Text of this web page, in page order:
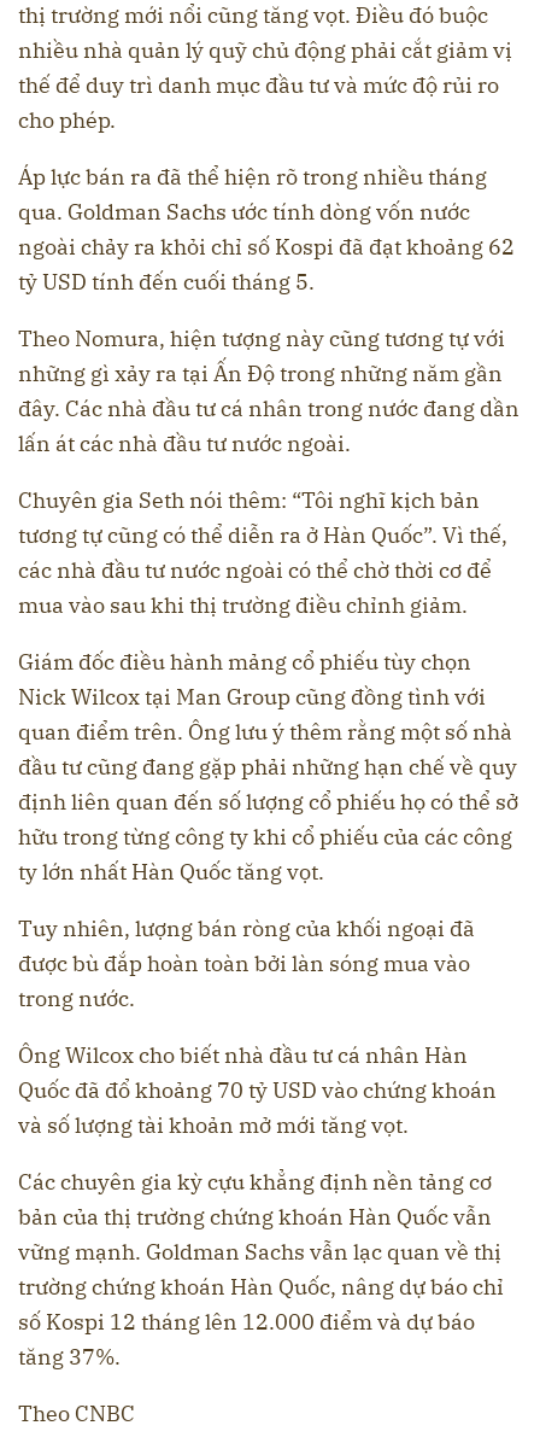
thị trường mới nổi cũng tăng vọt. Điều đó buộc
nhiều nhà quản lý quỹ chủ động phải cắt giảm vị
thế để duy trì danh mục đầu tư và mức độ rủi ro
cho phép.
Áp lực bán ra đã thể hiện rõ trong nhiều tháng
qua. Goldman Sachs ước tính dòng vốn nước
ngoài chảy ra khỏi chỉ số Kospi đã đạt khoảng 62
tỷ USD tính đến cuối tháng 5.
Theo Nomura, hiện tượng này cũng tương tự với
những gì xảy ra tại Ấn Độ trong những năm gần
đây. Các nhà đầu tư cá nhân trong nước đang dần
lấn át các nhà đầu tư nước ngoài.
Chuyên gia Seth nói thêm: “Tôi nghĩ kịch bản
tương tự cũng có thể diễn ra ở Hàn Quốc”. Vì thế,
các nhà đầu tư nước ngoài có thể chờ thời cơ để
mua vào sau khi thị trường điều chỉnh giảm.
Giám đốc điều hành mảng cổ phiếu tùy chọn
Nick Wilcox tại Man Group cũng đồng tình với
quan điểm trên. Ông lưu ý thêm rằng một số nhà
đầu tư cũng đang gặp phải những hạn chế về quy
định liên quan đến số lượng cổ phiếu họ có thể sở
hữu trong từng công ty khi cổ phiếu của các công
ty lớn nhất Hàn Quốc tăng vọt.
Tuy nhiên, lượng bán ròng của khối ngoại đã
được bù đắp hoàn toàn bởi làn sóng mua vào
trong nước.
Ông Wilcox cho biết nhà đầu tư cá nhân Hàn
Quốc đã đổ khoảng 70 tỷ USD vào chứng khoán
và số lượng tài khoản mở mới tăng vọt.
Các chuyên gia kỳ cựu khẳng định nền tảng cơ
bản của thị trường chứng khoán Hàn Quốc vẫn
vững mạnh. Goldman Sachs vẫn lạc quan về thị
trường chứng khoán Hàn Quốc, nâng dự báo chỉ
số Kospi 12 tháng lên 12.000 điểm và dự báo
tăng 37%.
Theo CNBC